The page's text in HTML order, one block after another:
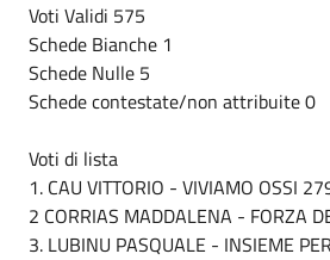
Voti Validi 575
Schede Bianche 1
Schede Nulle 5
Schede contestate/non attribuite 0
Voti di lista
1. CAU VITTORIO - VIVIAMO OSSI
2 CORRIAS MADDALENA - FORZA
3. LUBINU PASQUALE - INSIEME